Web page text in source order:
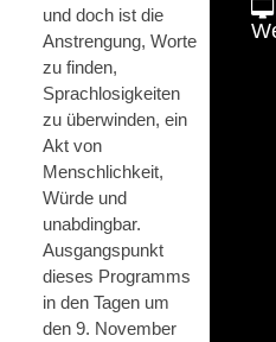
und doch ist die
Anstrengung, Worte
zu finden,
Sprachlosigkeiten
zu überwinden, ein
Akt von
Menschlichkeit,
Würde und
unabdingbar.
Ausgangspunkt
dieses Programms
in den Tagen um
den 9. November